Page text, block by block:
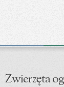
Zwierzęta